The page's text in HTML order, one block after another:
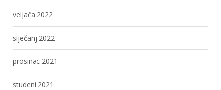
veljača 2022
siječanj 2022
prosinac 2021
studeni 2021